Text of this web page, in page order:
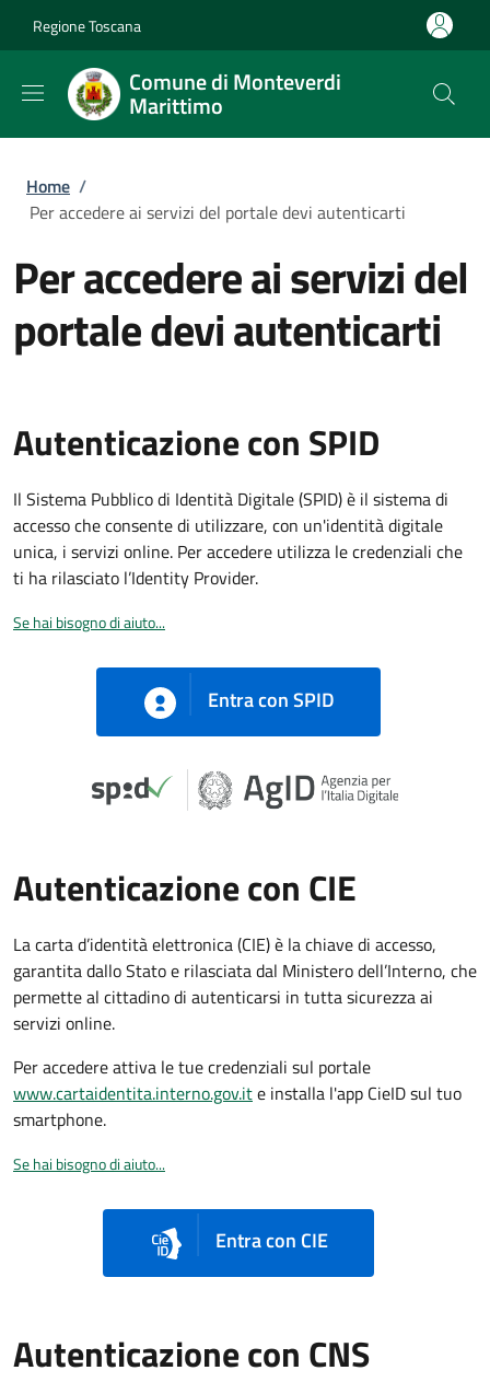
Regione Toscana
Comune di Monteverdi
Marittimo
Briciole di pane
Home /
Per accedere ai servizi del portale devi autenticarti
Per accedere ai servizi del
portale devi autenticarti
Autenticazione con SPID
Il Sistema Pubblico di Identità Digitale (SPID) è il sistema di
accesso che consente di utilizzare, con un'identità digitale
unica, i servizi online. Per accedere utilizza le credenziali che
ti ha rilasciato l’Identity Provider.
Se hai bisogno di aiuto...
Entra con SPID
Autenticazione con CIE
La carta d’identità elettronica (CIE) è la chiave di accesso,
garantita dallo Stato e rilasciata dal Ministero dell’Interno, che
permette al cittadino di autenticarsi in tutta sicurezza ai
servizi online.
Per accedere attiva le tue credenziali sul portale
www.cartaidentita.interno.gov.ite installa l'app CieID sul tuo
smartphone.
Se hai bisogno di aiuto...
Entra con CIE
Autenticazione con CNS